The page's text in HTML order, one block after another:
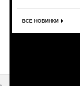
ВСЕ НОВИНКИ